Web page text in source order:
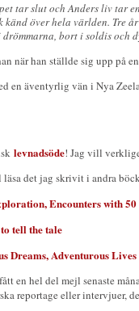
tar slut och Anders liv tar
över hela världen. Tre
bort i soldis och
när han ställde sig upp på
en äventyrlig vän i Nya
levnadsöde! Jag vill
det jag skrivit i andra
Encounters with
tell the tale
Dreams, Adventurous Lives
en hel del mejl senaste
reportage eller intervjuer,